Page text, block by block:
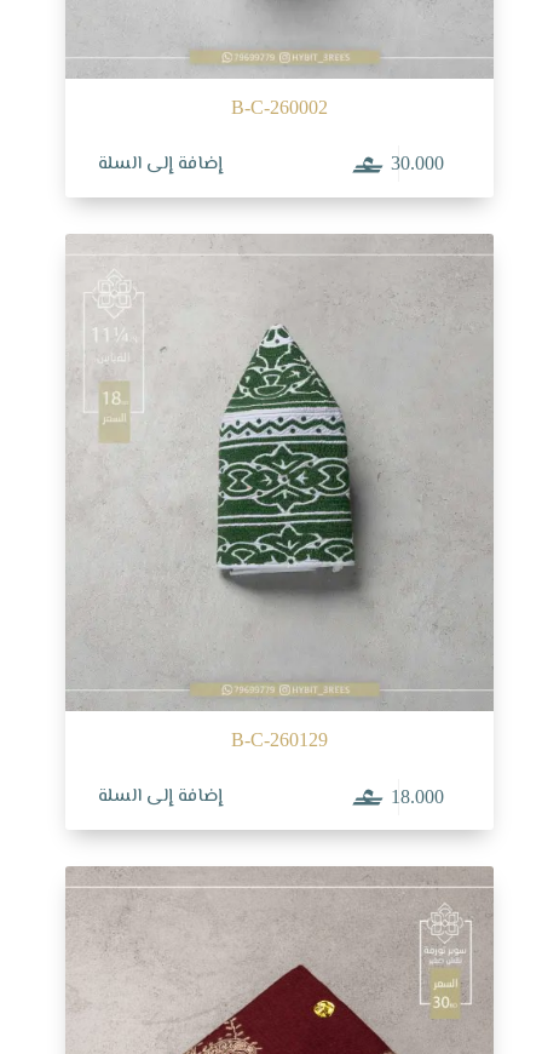
B-C-260002
30.000 إضافة إلى السلة
B-C-260129
18.000 إضافة إلى السلة